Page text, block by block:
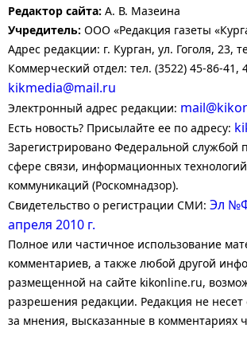
Редактор сайта: А. В. Мазеина
Учредитель: ООО «Редакция газеты
Адрес редакции: г. Курган, ул. Гоголя, 23,
Коммерческий отдел: тел. (3522) 45-86-41,
kikmedia@mail.ru
Электронный адрес редакции:
Есть новость? Присылайте ее по адресу:
Зарегистрировано Федеральной службой
сфере связи, информационных
коммуникаций (Роскомнадзор).
Свидетельство о регистрации СМИ: Эл
апреля 2010 г.
Полное или частичное использование
комментариев, а также любой другой
размещенной на сайте kikonline.ru,
разрешения редакции. Редакция не несет
за мнения, высказанные в комментариях